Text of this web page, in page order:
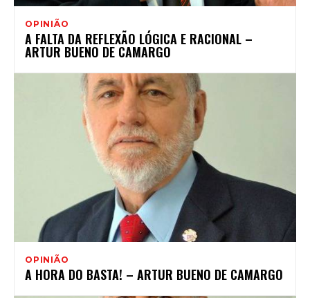
OPINIÃO
A FALTA DA REFLEXÃO LÓGICA E RACIONAL –
ARTUR BUENO DE CAMARGO
OPINIÃO
A HORA DO BASTA! – ARTUR BUENO DE CAMARGO